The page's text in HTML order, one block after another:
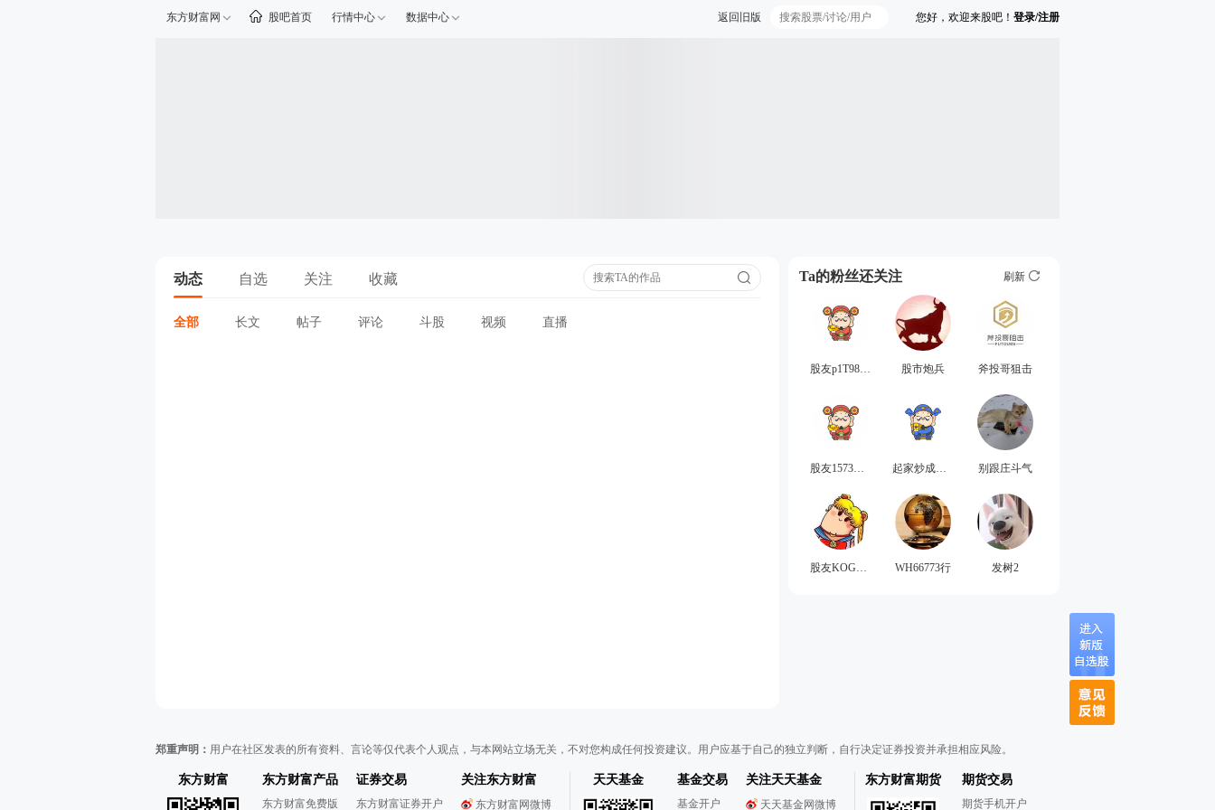
东方财富网 股吧首页 行情中心 数据中心 您好，欢迎来股吧！ 登录/注册
返回旧版
动态 自选 关注 收藏
全部 长文 帖子 评论 斗股 视频 直播
Ta的粉丝还关注 刷新
股友p1T9880566 股市炮兵 斧投哥狙击
股友1573G3F602 起家炒成白手 别跟庄斗气
股友KOGnJ2 WH66773行 发树2
郑重声明： 用户在社区发表的所有资料、言论等仅代表个人观点，与本网站立场无关，不对您构成任何投资建议。用户应基于自己的独立判断，自行决定证券投资并承担相应风险。
东方财富 东方财富产品
东方财富免费版
证券交易
东方财富证券开户
关注东方财富
东方财富网微博
天天基金 基金交易
基金开户
关注天天基金
天天基金网微博
东方财富期货 期货交易
期货手机开户